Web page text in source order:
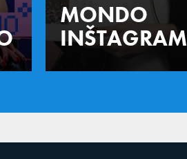
MONDO
INŠTAGRAM